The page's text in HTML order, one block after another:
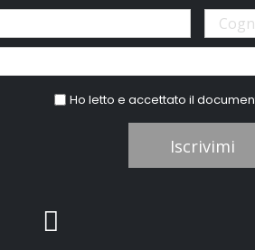
Ho letto e accettato il
Iscrivimi